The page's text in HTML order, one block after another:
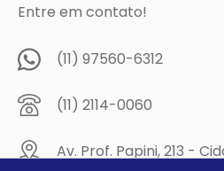
Entre em contato!
(11) 97560-6312
(11) 2114-0060
Av. Prof. Papini, 213 -